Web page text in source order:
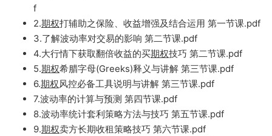
f
2.期权打辅助之保险、收益增强及结合运用 第一节课.pdf
3.了解波动率对交易的影响 第二节课.pdf
4.大行情下获取翻倍收益的买期权技巧 第二节课.pdf
5.期权希腊字母(Greeks)释义与讲解 第三节课.pdf
6.期权风控必备工具说明与讲解 第三节课.pdf
7.波动率的计算与预测 第四节课.pdf
8.波动率统计套利策略方法与技巧 第五节课.pdf
9.期权卖方长期收租策略技巧 第六节课.pdf